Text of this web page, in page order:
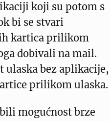
koji su potom s
bi se stvari
kartica prilikom
dobivali na mail.
ulaska bez aplikacije,
prilikom ulaska.
mogućnost brze